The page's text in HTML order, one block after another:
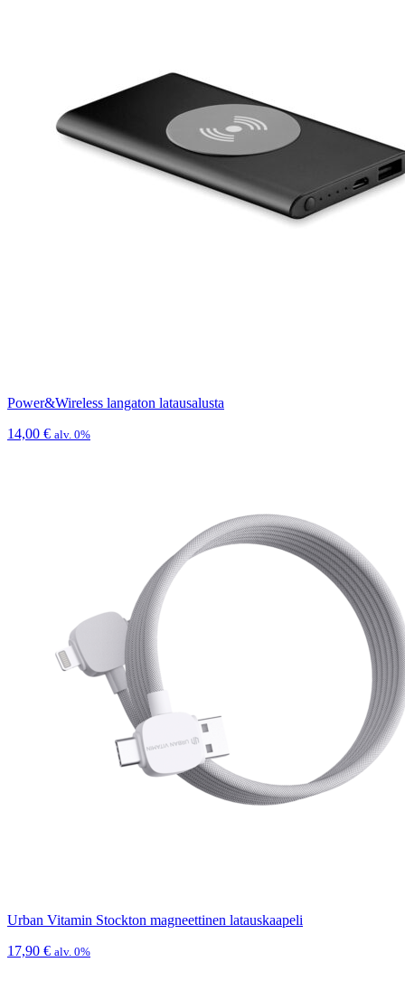
Power&Wireless langaton latausalusta
14,00 € alv. 0%
Urban Vitamin Stockton magneettinen latauskaapeli
17,90 € alv. 0%